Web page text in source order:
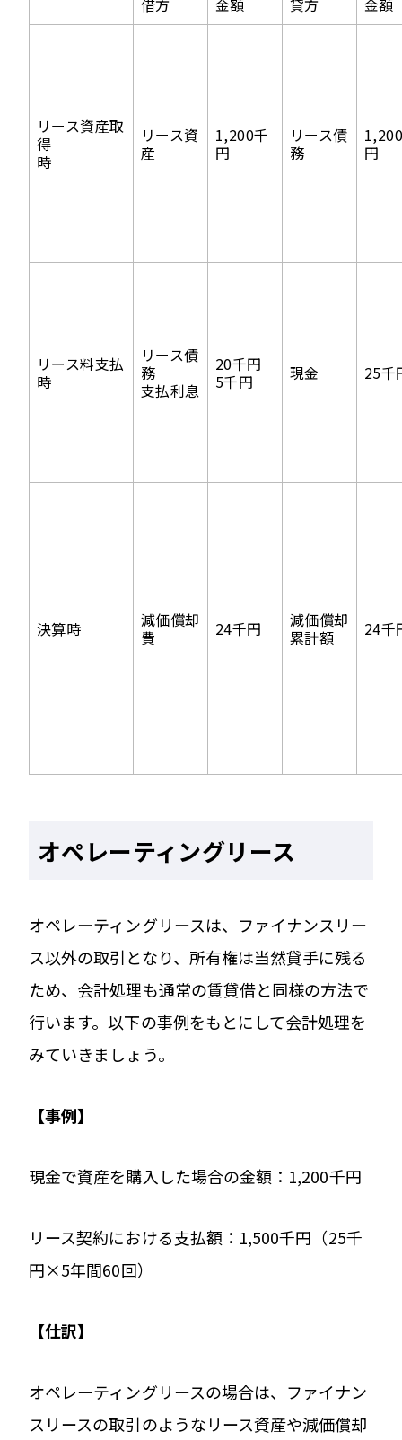
リース資産取
得
時
リース資
産
1,200千
円
リース債
務
リース料支払
時
リース債
務
支払利息
20千円
5千円
現金 25千
決算時
減価償却
費
24千円
減価償却
累計額
24千
オペレーティングリース
オペレーティングリースは、ファイナンスリー
ス以外の取引となり、所有権は当然貸手に残る
ため、会計処理も通常の賃貸借と同様の方法で
行います。以下の事例をもとにして会計処理を
みていきましょう。
【事例】
現金で資産を購入した場合の金額：1,200千円
リース契約における支払額：1,500千円（25千
円×5年間60回）
【仕訳】
オペレーティングリースの場合は、ファイナン
スリースの取引のようなリース資産や減価償却